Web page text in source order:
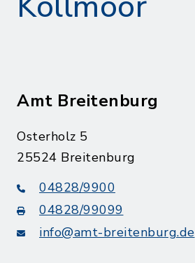
Amt Breitenburg
Osterholz 5
25524 Breitenburg
04828/9900
04828/99099
info@amt-breitenburg.de